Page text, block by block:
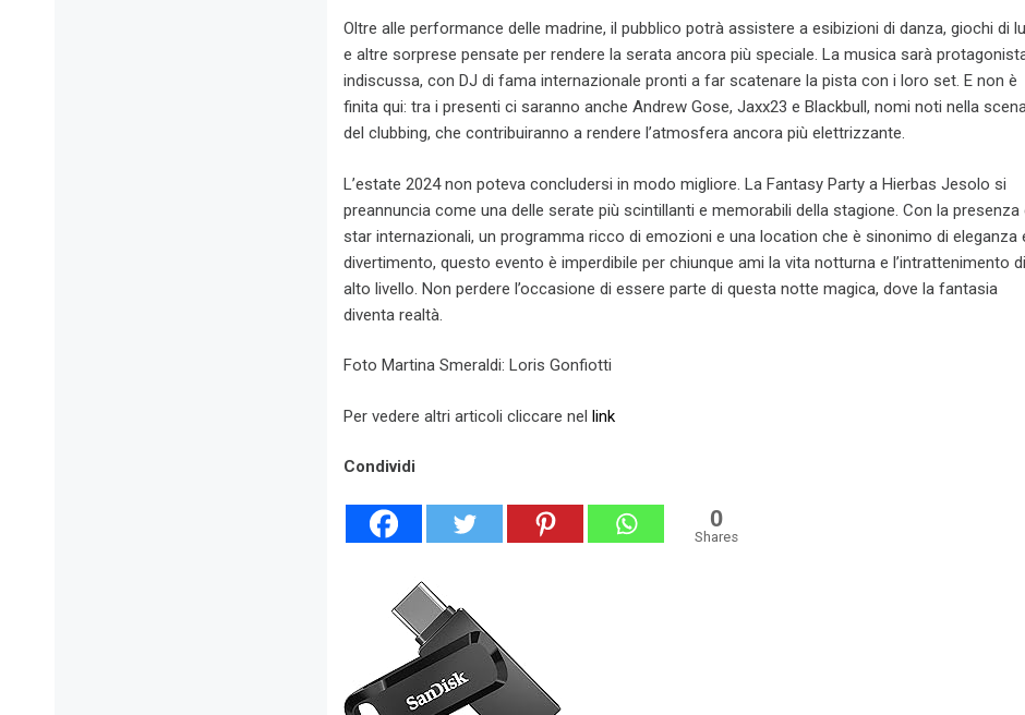
Oltre alle performance delle madrine, il pubblico potrà assistere a esibizioni di danza, giochi di
e altre sorprese pensate per rendere la serata ancora più speciale. La musica sarà
indiscussa, con DJ di fama internazionale pronti a far scatenare la pista con i loro set. E non è
finita qui: tra i presenti ci saranno anche Andrew Gose, Jaxx23 e Blackbull, nomi noti nella
del clubbing, che contribuiranno a rendere l’atmosfera ancora più elettrizzante.
L’estate 2024 non poteva concludersi in modo migliore. La Fantasy Party a Hierbas Jesolo si
preannuncia come una delle serate più scintillanti e memorabili della stagione. Con la presenza
star internazionali, un programma ricco di emozioni e una location che è sinonimo di eleganza
divertimento, questo evento è imperdibile per chiunque ami la vita notturna e l’intrattenimento di
alto livello. Non perdere l’occasione di essere parte di questa notte magica, dove la fantasia
diventa realtà.
Foto Martina Smeraldi: Loris Gonfiotti
Per vedere altri articoli cliccare nel link
Condividi
0
Shares